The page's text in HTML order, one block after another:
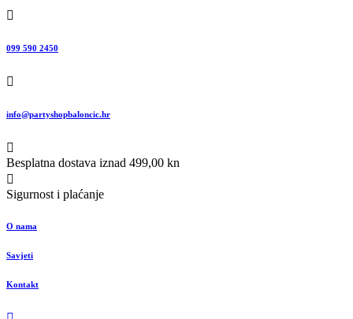
099 590 2450
info@partyshopbaloncic.hr
Besplatna dostava iznad 499,00 kn
Sigurnost i plaćanje
O nama
Savjeti
Kontakt